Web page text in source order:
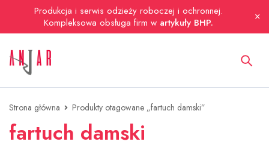
Produkcja i serwis odzieży roboczej i ochronnej.
Kompleksowa obsługa firm w artykuły BHP.
Strona główna Produkty otagowane „fartuch damski”
fartuch damski